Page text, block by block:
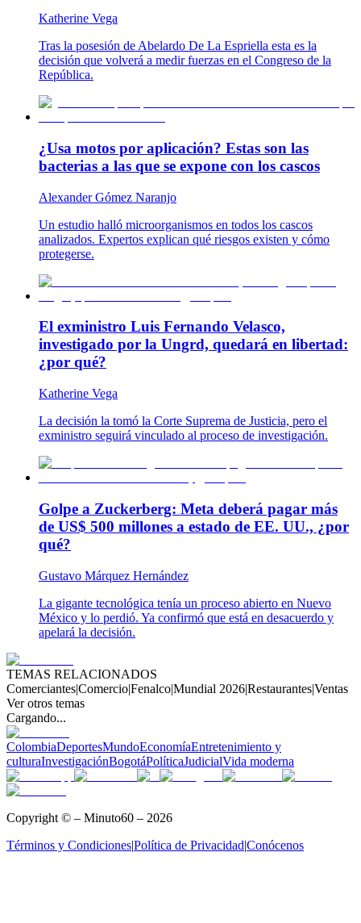
Katherine Vega
Tras la posesión de Abelardo De La Espriella esta es la
decisión que volverá a medir fuerzas en el Congreso de la
República.
¿Usa motos por aplicación? Estas son las
bacterias a las que se expone con los cascos
Alexander Gómez Naranjo
Un estudio halló microorganismos en todos los cascos
analizados. Expertos explican qué riesgos existen y cómo
protegerse.
El exministro Luis Fernando Velasco,
investigado por la Ungrd, quedará en libertad:
¿por qué?
Katherine Vega
La decisión la tomó la Corte Suprema de Justicia, pero el
exministro seguirá vinculado al proceso de investigación.
Golpe a Zuckerberg: Meta deberá pagar más
de US$ 500 millones a estado de EE. UU., ¿por
qué?
Gustavo Márquez Hernández
La gigante tecnológica tenía un proceso abierto en Nuevo
México y lo perdió. Ya confirmó que está en desacuerdo y
apelará la decisión.
TEMAS RELACIONADOS
Comerciantes|Comercio|Fenalco|Mundial 2026|Restaurantes|Ventas
Ver otros temas
Cargando...
ColombiaDeportesMundoEconomíaEntretenimiento y
culturaInvestigaciónBogotáPolíticaJudicialVida moderna
Copyright © – Minuto60 – 2026
Términos y Condiciones|Política de Privacidad|Conócenos